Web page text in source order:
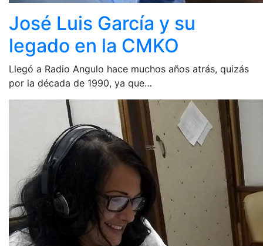
José Luis García y su
legado en la CMKO
Llegó a Radio Angulo hace muchos años atrás, quizás
por la década de 1990, ya que…